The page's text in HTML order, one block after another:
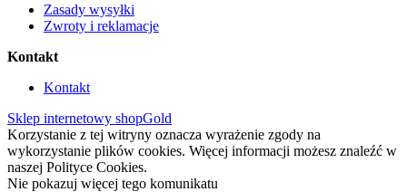
Zasady wysyłki
Zwroty i reklamacje
Kontakt
Kontakt
Sklep internetowy shopGold
Korzystanie z tej witryny oznacza wyrażenie zgody na
wykorzystanie plików cookies. Więcej informacji możesz znaleźć w
naszej Polityce Cookies.
Nie pokazuj więcej tego komunikatu